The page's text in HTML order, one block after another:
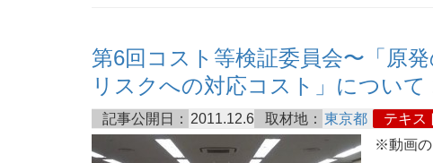
第6回コスト等検証委員会〜「原
リスクへの対応コスト」について
記事公開日： 2011.12.6 取材地： 東京都 テキス
※動画の